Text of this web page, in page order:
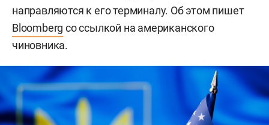
направляются к его терминалу. Об этом пишет
Bloomberg со ссылкой на американского
чиновника.